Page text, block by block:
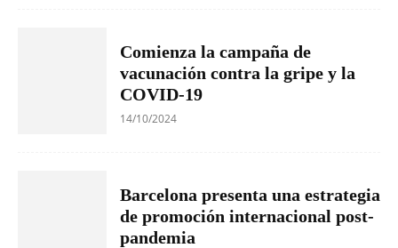
Comienza la campaña de
vacunación contra la gripe y la
COVID-19
14/10/2024
Barcelona presenta una estrategia
de promoción internacional post-
pandemia